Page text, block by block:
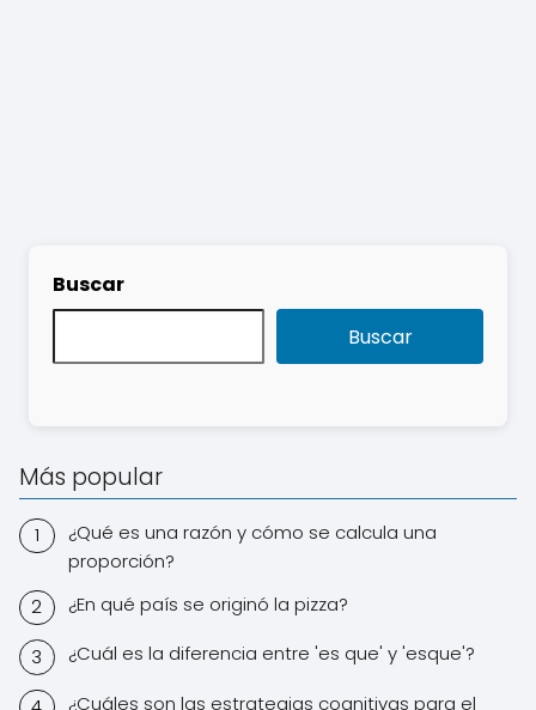
Buscar
Buscar
Más popular
¿Qué es una razón y cómo se calcula una
proporción?
¿En qué país se originó la pizza?
¿Cuál es la diferencia entre 'es que' y 'esque'?
¿Cuáles son las estrategias cognitivas para el